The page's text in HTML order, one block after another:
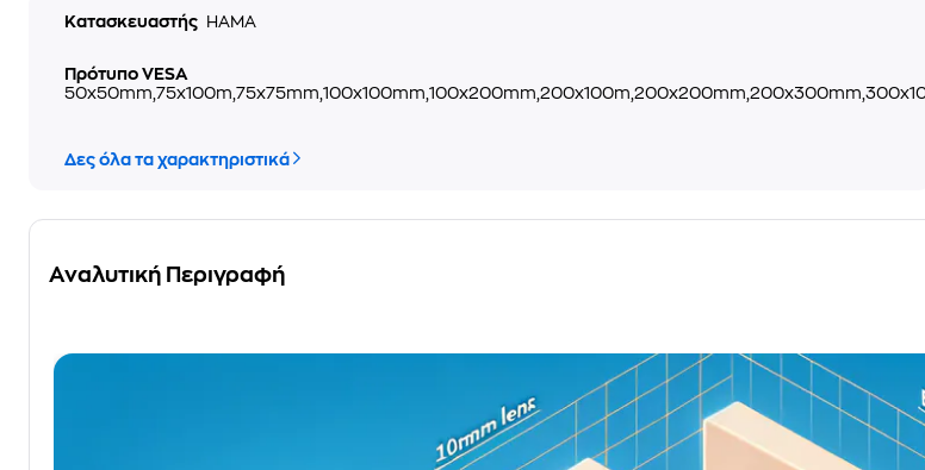
Κατασκευαστής HAMA
Πρότυπο VESA
Δες όλα τα χαρακτηριστικά
Αναλυτική Περιγραφή